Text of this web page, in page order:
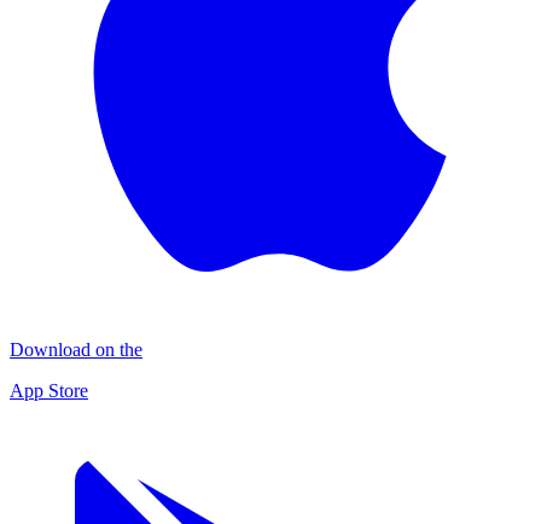
Download on the
App Store